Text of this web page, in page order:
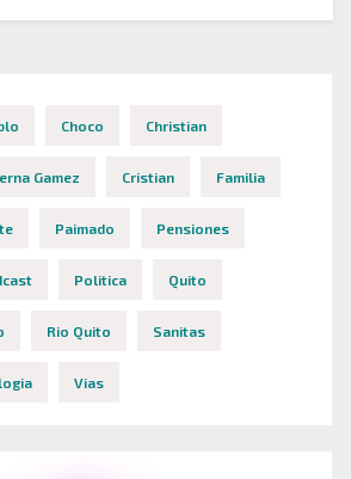
Choco Christian
Gamez Cristian Familia
Paimado Pensiones
Politica Quito
Rio Quito Sanitas
Vias